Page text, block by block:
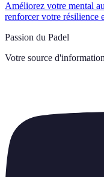
Améliorez votre mental
renforcer votre résilience
Passion du Padel
Votre source